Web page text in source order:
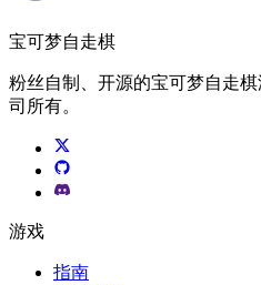
宝可梦自走棋
粉丝自制、开源的宝可梦自走
司所有。
游戏
指南